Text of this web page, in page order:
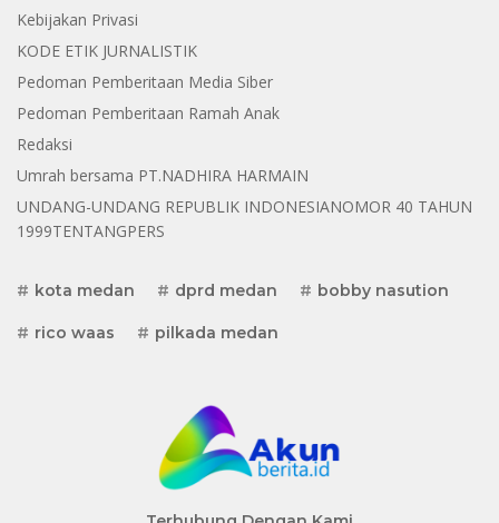
Kebijakan Privasi
KODE ETIK JURNALISTIK
Pedoman Pemberitaan Media Siber
Pedoman Pemberitaan Ramah Anak
Redaksi
Umrah bersama PT.NADHIRA HARMAIN
UNDANG-UNDANG REPUBLIK INDONESIANOMOR 40 TAHUN
1999TENTANGPERS
kota medan dprd medan bobby nasution
rico waas pilkada medan